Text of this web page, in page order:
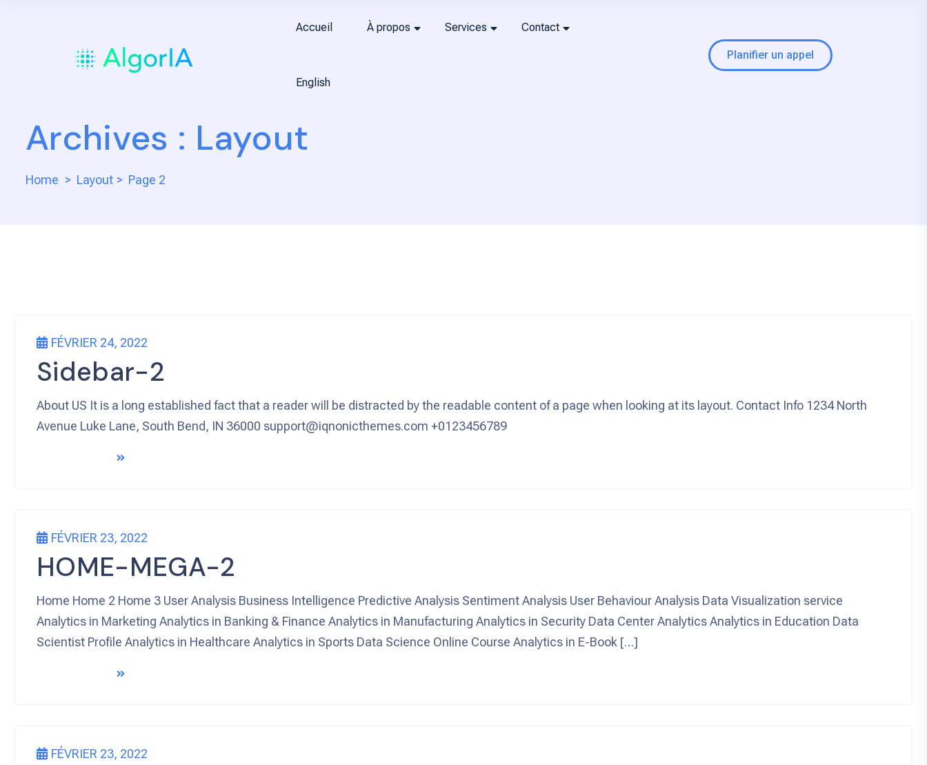
Accueil À propos Services Contact
English
Planifier un appel
Archives : Layout
Home Layout Page 2
FÉVRIER 24, 2022
Sidebar-2
About US It is a long established fact that a reader will be distracted by the readable content of a page when looking at its layout. Contact Info 1234 North
Avenue Luke Lane, South Bend, IN 36000 support@iqnonicthemes.com +0123456789
FÉVRIER 23, 2022
HOME-MEGA-2
Home Home 2 Home 3 User Analysis Business Intelligence Predictive Analysis Sentiment Analysis User Behaviour Analysis Data Visualization service
Analytics in Marketing Analytics in Banking & Finance Analytics in Manufacturing Analytics in Security Data Center Analytics Analytics in Education Data
Scientist Profile Analytics in Healthcare Analytics in Sports Data Science Online Course Analytics in E-Book […]
FÉVRIER 23, 2022